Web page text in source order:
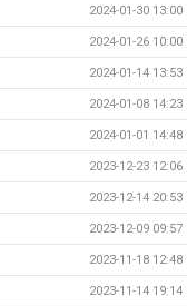
2024-01-30 13:00
2024-01-26 10:00
2024-01-14 13:53
2024-01-08 14:23
2024-01-01 14:48
2023-12-23 12:06
2023-12-14 20:53
2023-12-09 09:57
2023-11-18 12:48
2023-11-14 19:14